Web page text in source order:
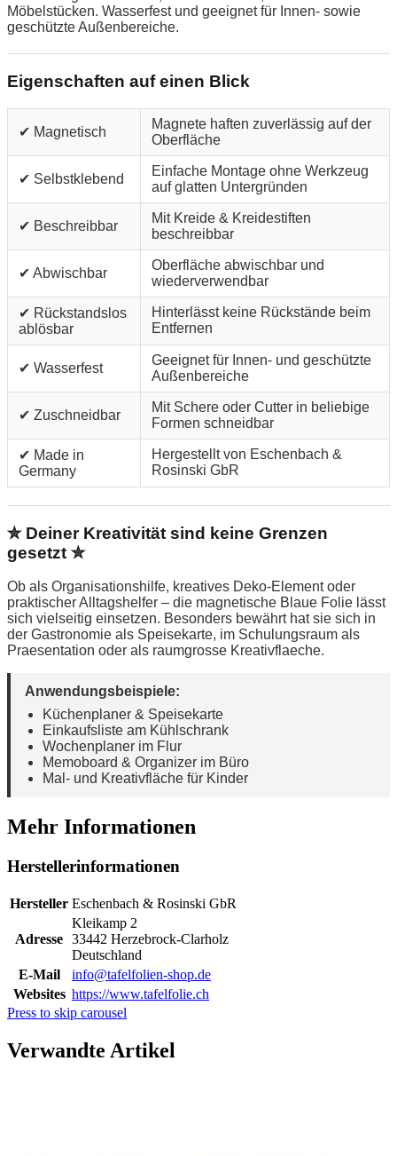
Möbelstücken. Wasserfest und geeignet für Innen- sowie
geschützte Außenbereiche.
Eigenschaften auf einen Blick
✔ Magnetisch
Magnete haften zuverlässig auf der
Oberfläche
✔ Selbstklebend
Einfache Montage ohne Werkzeug
auf glatten Untergründen
✔ Beschreibbar
Mit Kreide & Kreidestiften
beschreibbar
✔ Abwischbar
Oberfläche abwischbar und
wiederverwendbar
✔ Rückstandslos
ablösbar
Hinterlässt keine Rückstände beim
Entfernen
✔ Wasserfest
Geeignet für Innen- und geschützte
Außenbereiche
✔ Zuschneidbar
Mit Schere oder Cutter in beliebige
Formen schneidbar
✔ Made in
Germany
Hergestellt von Eschenbach &
Rosinski GbR
✮ Deiner Kreativität sind keine Grenzen
gesetzt ✮
Ob als Organisationshilfe, kreatives Deko-Element oder
praktischer Alltagshelfer – die magnetische Blaue Folie lässt
sich vielseitig einsetzen. Besonders bewährt hat sie sich in
der Gastronomie als Speisekarte, im Schulungsraum als
Praesentation oder als raumgrosse Kreativflaeche.
Anwendungsbeispiele:
Küchenplaner & Speisekarte
Einkaufsliste am Kühlschrank
Wochenplaner im Flur
Memoboard & Organizer im Büro
Mal- und Kreativfläche für Kinder
Mehr Informationen
Herstellerinformationen
Hersteller Eschenbach & Rosinski GbR
Adresse
Kleikamp 2
33442 Herzebrock-Clarholz
Deutschland
E-Mail
info@tafelfolien-shop.de
Websites https://www.tafelfolie.ch
Press to skip carousel
Verwandte Artikel